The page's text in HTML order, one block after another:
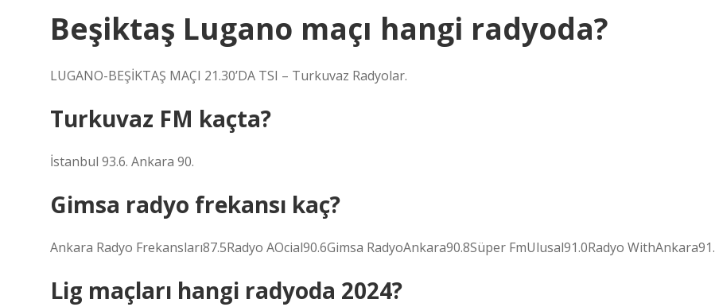
Beşiktaş Lugano maçı hangi radyoda?
LUGANO-BEŞİKTAŞ MAÇI 21.30’DA TSI – Turkuvaz Radyolar.
Turkuvaz FM kaçta?
İstanbul 93.6. Ankara 90.
Gimsa radyo frekansı kaç?
Ankara Radyo Frekansları87.5Radyo AOcial90.6Gimsa RadyoAnkara90.8Süper FmUlusal91.0Radyo WithAnkara91.
Lig maçları hangi radyoda 2024?